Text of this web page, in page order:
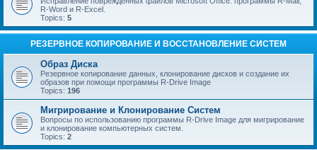
R-Word и R-Excel.
Topics: 5
РЕЗЕРВНОЕ КОПИРОВАНИЕ И ВОССТАНОВЛЕНИЕ СИСТЕМ
Образ Диска
Резервное копирование данных, клонирование дисков и создание их
образов при помощи программы R-Drive Image
Topics: 196
Мигрирование и Клонирование Систем
Вопросы по использованию программы R-Drive Image для мигрирование
и клонирование компьютерных систем.
Topics: 2